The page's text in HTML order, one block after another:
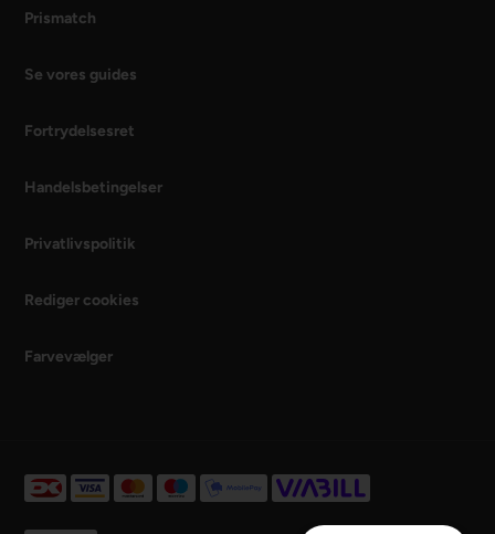
Prismatch
Se vores guides
Fortrydelsesret
Handelsbetingelser
Privatlivspolitik
Rediger cookies
Farvevælger